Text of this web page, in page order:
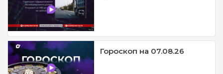
Гороскоп на 07.08.26